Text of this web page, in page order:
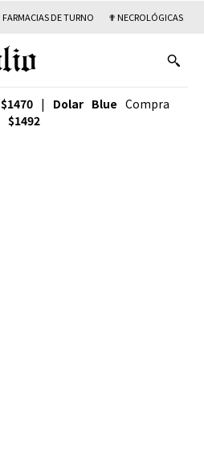
FARMACIAS DE TURNO ✟ NECROLÓGICAS
$1470 | Dolar Blue Compra
$1492